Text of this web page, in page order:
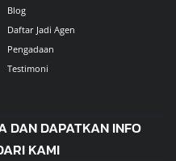
Blog
Daftar Jadi Agen
Pengadaan
Testimoni
DAN DAPATKAN INFO
KAMI